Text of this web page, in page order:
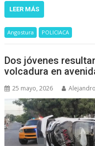
LEER MÁS
Angostura POLICIACA
Dos jóvenes
volcadura en
25 mayo, 2026